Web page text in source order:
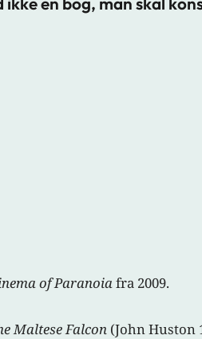
of Paranoia fra 2009.
Maltese Falcon (John Huston